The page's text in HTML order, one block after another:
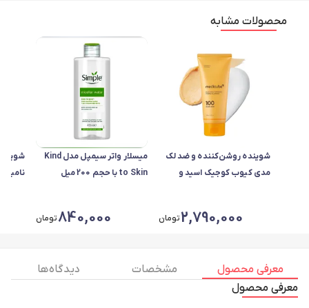
محصولات مشابه
شوینده روشن‌کننده و ضد لک
مدی کیوب کوجیک اسید و
2,790,000تومان
میسلار واتر سیمپل مدل Kind
to Skin با حجم 200 میل
840,000تومان
معرفی محصول مشخصات
دیدگاه ها
معرفی محصول